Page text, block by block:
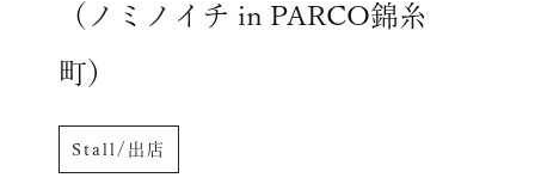
（ノミノイチ in PARCO錦糸
町）
Stall/出店